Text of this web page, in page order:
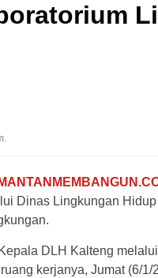
Dinas Lingkungan
DLH Kalteng
kerjanya, Jumat (6/1/